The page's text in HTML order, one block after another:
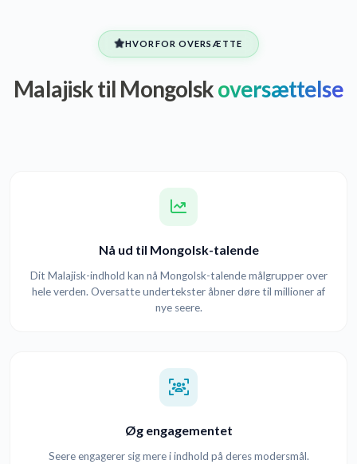
HVORFOR OVERSÆTTE
Malajisk til Mongolskoversættelse
Nå ud til Mongolsk-talende
Dit Malajisk-indhold kan nå Mongolsk-talende målgrupper over
hele verden. Oversatte undertekster åbner døre til millioner af
nye seere.
Øg engagementet
Seere engagerer sig mere i indhold på deres modersmål.